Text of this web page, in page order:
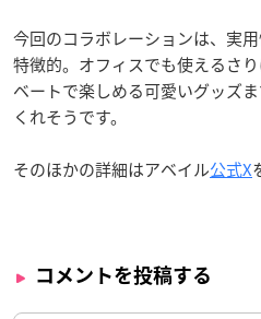
今回のコラボレーションは、実
特徴的。オフィスでも使えるさ
ベートで楽しめる可愛いグッズ
くれそうです。
そのほかの詳細はアベイル公式X
コメントを投稿する